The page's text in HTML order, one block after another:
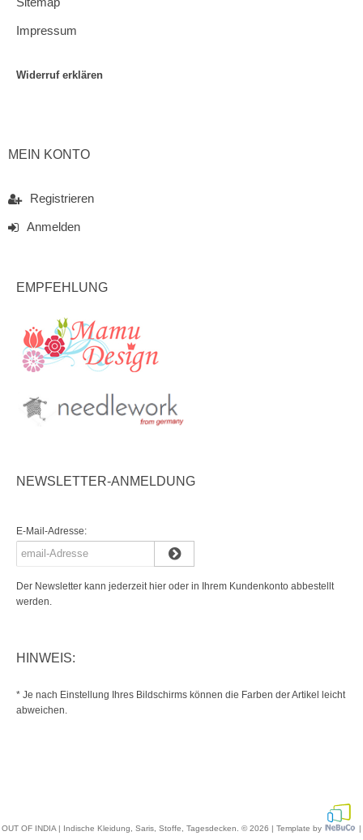
Impressum
Widerruf erklären
MEIN KONTO
Registrieren
Anmelden
EMPFEHLUNG
NEWSLETTER-ANMELDUNG
E-Mail-Adresse:
Der Newsletter kann jederzeit hier oder in Ihrem Kundenkonto abbestellt
werden.
HINWEIS:
* Je nach Einstellung Ihres Bildschirms können die Farben der Artikel leicht
abweichen.
OUT OF INDIA | Indische Kleidung, Saris, Stoffe, Tagesdecken. © 2026 | Template by
|